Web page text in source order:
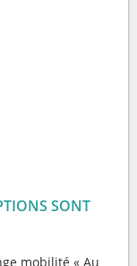
SONT
mobilité « Au